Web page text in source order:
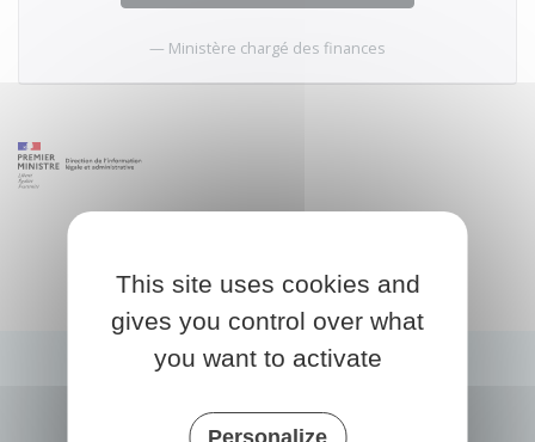
Ministère chargé des finances
This site uses cookies and
gives you control over what
you want to activate
Personalize